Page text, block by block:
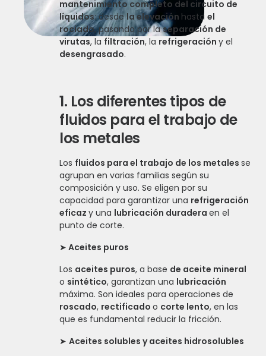
mantenimiento completo del circuito de
líquidos: desdela elevación hastael
rociado, pasando por laseparación de
virutas, la filtración, la refrigeracióny el
desengrasado.
1. Los diferentes tipos de
fluidos para el trabajo de
los metales
Los fluidos para el trabajo de los metalesse
agrupan en varias familias según su
composición y uso. Se eligen por su
capacidad para garantizar una refrigeración
eficazy una lubricación duraderaen el
punto de corte.
➤ Aceites puros
Los aceites puros, a base de aceite mineral
o sintético, garantizan una lubricación
máxima. Son ideales para operaciones de
roscado, rectificadoo corte lento, en las
que es fundamental reducir la fricción.
➤Aceites solubles y aceites hidrosolubles